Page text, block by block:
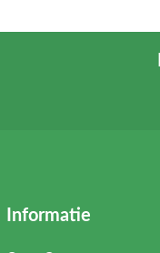
Informatie